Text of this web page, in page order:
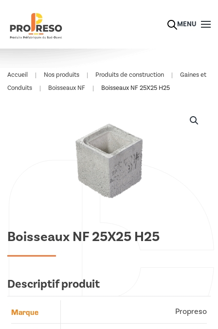
Skip to main content MENU
Accueil Nos produits Produits de construction
Gaines et
Conduits
Boisseaux NF Boisseaux NF 25X25 H25
Boisseaux NF 25X25 H25
Descriptif produit
Marque Propreso